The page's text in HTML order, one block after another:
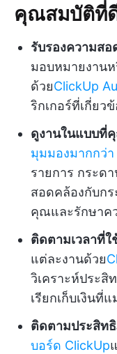
คุณสมบัติที่
รับรองความส
มอบหมายงาน
ด้วยClickUp
ริกเกอร์ที่เกี่ยวข้
ดูงานในแบบที่
มุมมองมากกว่า
รายการ กระด
สอดคล้องกับกร
คุณและรักษาค
ติดตามเวลาที่ใ
แต่ละงานด้วย
วิเคราะห์ประสิ
เรียกเก็บเงินที่
ติดตามประสิท
บอร์ด ClickUp